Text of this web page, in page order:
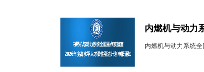
内燃机与动力
内燃机与动力系统